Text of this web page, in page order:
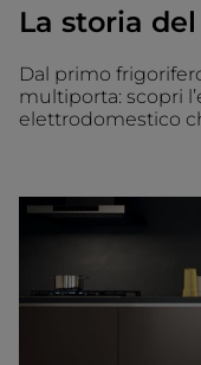
La storia
Dal primo
multiporta: scopri
elettrodomestico